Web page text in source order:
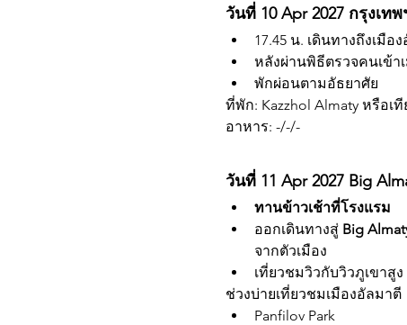
วันที่ 10 Apr 2027 กรุงเท
17.45 น. เดินทางถึงเมื
หลังผ่านพิธีตรวจคนเข้
พักผ่อนตามอัธยาศัย
ที่พัก: Kazzhol Almaty หรือ
อาหาร: -/-/-
วันที่ 11 Apr 2027 Big
ทานข้าวเช้าที่โรงแรม
ออกเดินทางสู่ Big
จากตัวเมือง
เที่ยวชมวิวกับวิวภูเขา
ช่วงบ่ายเที่ยวชมเมืองอัลมาตี
Panfilov Park